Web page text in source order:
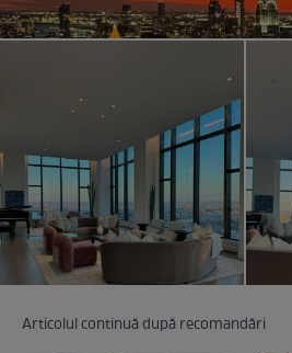
Articolul continuă după recomandări